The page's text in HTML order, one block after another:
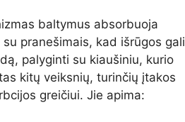
baltymus absorbuoja
pranešimais, kad išrūgos gali
palyginti su kiaušiniu, kurio
kitų veiksnių, turinčių įtakos
greičiui. Jie apima: